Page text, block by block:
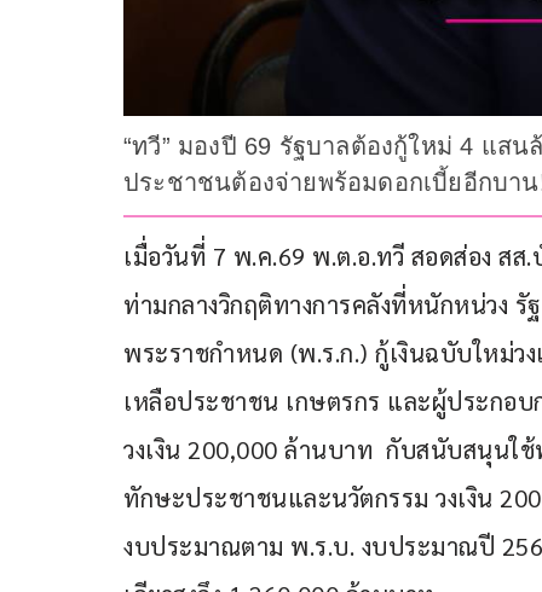
“ทวี” มองปี 69 รัฐบาลต้องกู้ใหม่ 4 แส
ประชาชนต้องจ่ายพร้อมดอกเบี้ยอีกบา
เมื่อวันที่ 7 พ.ค.69 พ.ต.อ.ทวี สอดส่อง ส
ท่ามกลางวิกฤติทางการคลังที่หนักหน่วง
พระราชกำหนด (พ.ร.ก.) กู้เงินฉบับใหม่ว
เหลือประชาชน เกษตรกร และผู้ประกอ
วงเงิน 200,000 ล้านบาท  กับสนับสนุน
ทักษะประชาชนและนวัตกรรม วงเงิน
งบประมาณตาม พ.ร.บ. งบประมาณปี